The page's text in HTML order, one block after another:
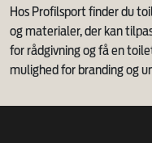
Hos Profilsport finder du
og materialer, der kan
for rådgivning og få en
mulighed for branding og